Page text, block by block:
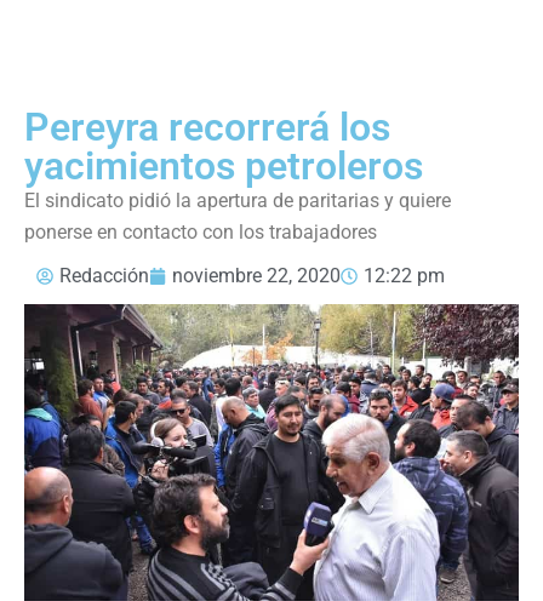
Pereyra recorrerá los
yacimientos petroleros
El sindicato pidió la apertura de paritarias y quiere
ponerse en contacto con los trabajadores
Redacción
noviembre 22, 2020 12:22 pm